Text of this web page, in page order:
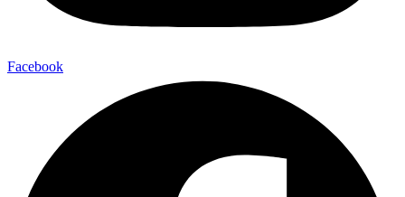
Facebook